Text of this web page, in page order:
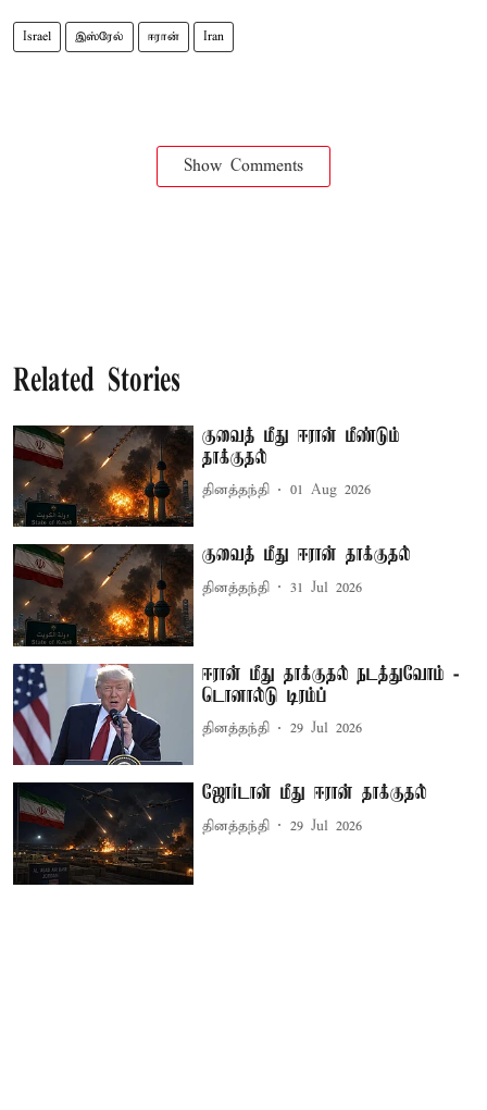
Israel இஸ்ரேல் ஈரான் Iran
Show Comments
Related Stories
குவைத் மீது ஈரான் மீண்டும்
தாக்குதல்
தினத்தந்தி 01 Aug 2026
குவைத் மீது ஈரான் தாக்குதல்
தினத்தந்தி 31 Jul 2026
ஈரான் மீது தாக்குதல் நடத்துவோம் -
டொனால்டு டிரம்ப்
தினத்தந்தி 29 Jul 2026
ஜோர்டான் மீது ஈரான் தாக்குதல்
தினத்தந்தி 29 Jul 2026